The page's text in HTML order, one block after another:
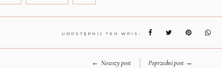
UDOSTĘPNIJ TEN WPIS:
← Nowszy post Poprzedni post→